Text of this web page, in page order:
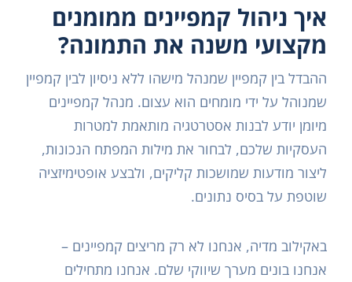
איך ניהול קמפיינים ממומנים
מקצועי משנה את התמונה?
ההבדל בין קמפיין שמנהל מישהו ללא ניסיון לבין קמפיין
שמנוהל על ידי מומחים הוא עצום. מנהל קמפיינים
מיומן יודע לבנות אסטרטגיה מותאמת למטרות
העסקיות שלכם, לבחור את מילות המפתח הנכונות,
ליצור מודעות שמושכות קליקים, ולבצע אופטימיזציה
שוטפת על בסיס נתונים.
באקילוב מדיה, אנחנו לא רק מריצים קמפיינים –
אנחנו בונים מערך שיווקי שלם. אנחנו מתחילים